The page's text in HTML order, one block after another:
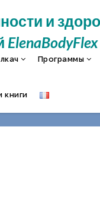
и
ElenaBodyFlex
Программы
книги